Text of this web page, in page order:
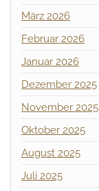
März 2026
Februar 2026
Januar 2026
Dezember 2025
November 2025
Oktober 2025
August 2025
Juli 2025